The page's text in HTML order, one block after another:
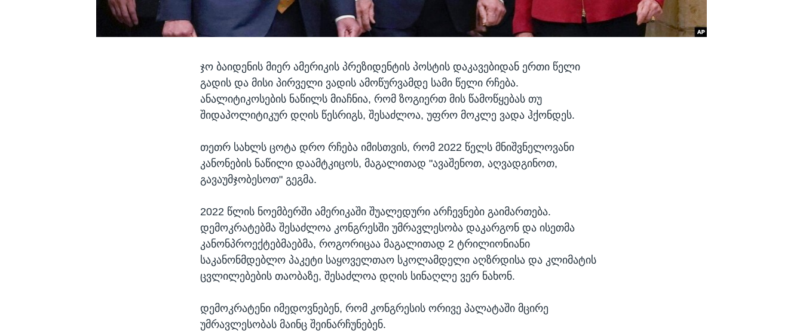
ჯო ბაიდენის მიერ ამერიკის პრეზიდენტის პოსტის დაკავებიდან ერთი წელი
გადის და მისი პირველი ვადის ამოწურვამდე სამი წელი რჩება.
ანალიტიკოსების ნაწილს მიაჩნია, რომ ზოგიერთ მის წამოწყებას თუ
შიდაპოლიტიკურ დღის წესრიგს, შესაძლოა, უფრო მოკლე ვადა ჰქონდეს.
თეთრ სახლს ცოტა დრო რჩება იმისთვის, რომ 2022 წელს მნიშვნელოვანი
კანონების ნაწილი დაამტკიცოს, მაგალითად "ავაშენოთ, აღვადგინოთ,
გავაუმჯობესოთ" გეგმა.
2022 წლის ნოემბერში ამერიკაში შუალედური არჩევნები გაიმართება.
დემოკრატებმა შესაძლოა კონგრესში უმრავლესობა დაკარგონ და ისეთმა
კანონპროექტებმაებმა, როგორიცაა მაგალითად 2 ტრილიონიანი
საკანონმდებლო პაკეტი საყოველთაო სკოლამდელი აღზრდისა და კლიმატის
ცვლილებების თაობაზე, შესაძლოა დღის სინაღლე ვერ ნახონ.
დემოკრატენი იმედოვნებენ, რომ კონგრესის ორივე პალატაში მცირე
უმრავლესობას მაინც შეინარჩუნებენ.